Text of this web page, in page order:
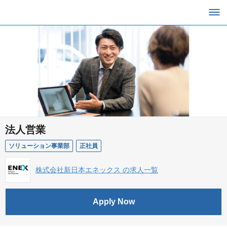
法人営業
ソリューション事業部 正社員
株式会社新日本エネックス の求人一覧
Apply Now